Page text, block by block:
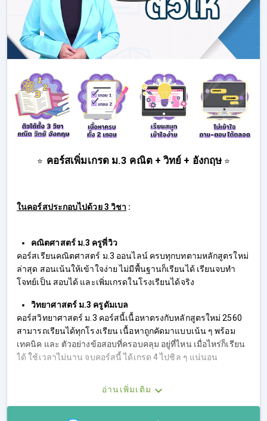
⭐ คอร์สเพิ่มเกรด ม.3 คณิต + วิทย์ + อังกฤษ ⭐
ในคอร์สประกอบไปด้วย 3 วิชา :
คณิตศาสตร์ ม.3 ครูพี่วิว
คอร์สเรียนคณิตศาสตร์ ม.3 ออนไลน์ ครบทุกบทตามหลักสูตรใหม่
ล่าสุด สอนเน้นให้เข้าใจง่าย ไม่มีพื้นฐานก็เรียนได้ เรียนจบทำ
โจทย์เป็น สอบได้ และเพิ่มเกรดในโรงเรียนได้จริง
วิทยาศาสตร์ ม.3 ครูดัมเบล
คอร์สวิทยาศาสตร์ ม.3 คอร์สนี้เนื้อหาตรงกับหลักสูตรใหม่ 2560
สามารถเรียนได้ทุกโรงเรียน เนื้อหาถูกคัดมาแบบเน้น ๆ พร้อม
เทคนิค และ ตัวอย่างข้อสอบที่ครอบคลุม อยู่ที่ไหน เมื่อไหร่ก็เรียน
ได้ ใช้เวลาไม่นาน จบคอร์สนี้ ได้เกรด 4 ไปชิล ๆ แน่นอน
อ่านเพิ่มเติม